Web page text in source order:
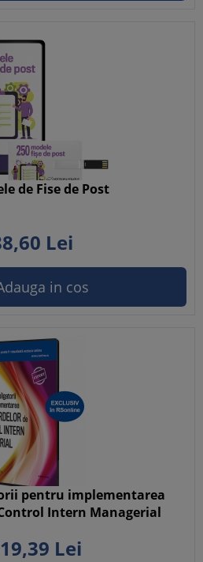
de Fise de Post
60 Lei
in cos
pentru implementarea
Intern Managerial
39 Lei